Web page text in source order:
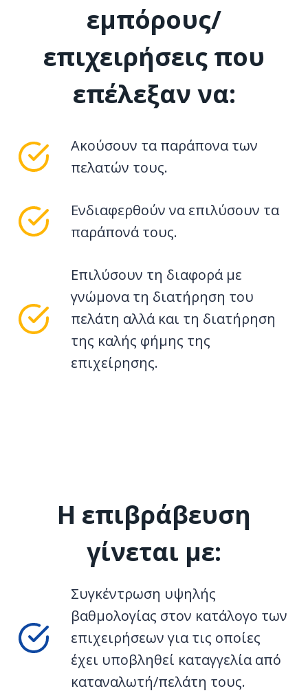
εμπόρους/
επιχειρήσεις που
επέλεξαν να:
Ακούσουν τα παράπονα των
πελατών τους.
Ενδιαφερθούν να επιλύσουν τα
παράπονά τους.
Επιλύσουν τη διαφορά με
γνώμονα τη διατήρηση του
πελάτη αλλά και τη διατήρηση
της καλής φήμης της
επιχείρησης.
Η επιβράβευση
γίνεται με:
Συγκέντρωση υψηλής
βαθμολογίας στον κατάλογο των
επιχειρήσεων για τις οποίες
έχει υποβληθεί καταγγελία από
καταναλωτή/πελάτη τους.